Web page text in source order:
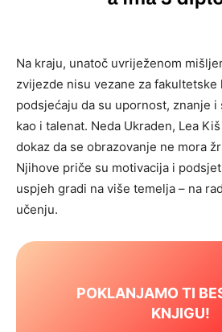
Na kraju, unatoč uvriježenom
zvijezde nisu vezane za
podsjećaju da su upornost, znanje i
kao i talenat. Neda Ukraden, Lea
dokaz da se obrazovanje ne mora
Njihove priče su motivacija i
uspjeh gradi na više temelja – na
učenju.
POKLANJAMO TI
KNJIGU!